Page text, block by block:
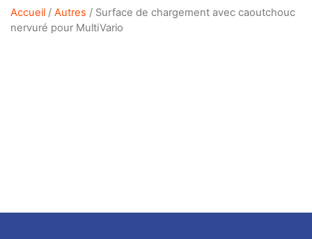
Accueil / Autres / Surface de chargement avec caoutchouc
nervuré pour MultiVario